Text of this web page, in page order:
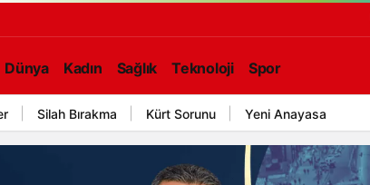
Dünya Kadın Sağlık Teknoloji Spor
Silah Bırakma Kürt Sorunu Yeni Anayasa